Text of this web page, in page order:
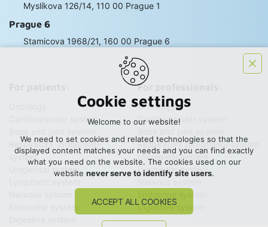
Myslíkova 126/14, 110 00 Prague 1
Prague 6
Stamicova 1968/21, 160 00 Prague 6
Cardiovascular system
Respiratory (breathing)
system
Urogenital system
For professionals:
Oncology
Cardiovascular system
Respiratory (breathing) system
Urogenital system
Lymphatic system
Endocrine system
Digestive system
Cookie settings
Welcome to our website!
We need to set cookies and related technologies so that the
displayed content matches your needs and you can find exactly
what you need on the website. The cookies used on our
website never serve to identify site users.
ACCEPT ALL COOKIES